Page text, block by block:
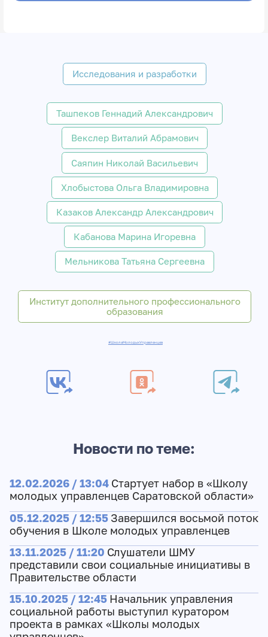
Исследования и разработки
Ташпеков Геннадий Александрович
Векслер Виталий Абрамович
Саяпин Николай Васильевич
Хлобыстова Ольга Владимировна
Казаков Александр Александрович
Кабанова Марина Игоревна
Мельникова Татьяна Сергеевна
Институт дополнительного профессионального
образования
#ШколаМолодыхУправленцев
Новости по теме:
12.02.2026 / 13:04 Стартует набор в «Школу
молодых управленцев Саратовской области»
05.12.2025 / 12:55 Завершился восьмой поток
обучения в Школе молодых управленцев
13.11.2025 / 11:20 Слушатели ШМУ
представили свои социальные инициативы в
Правительстве области
15.10.2025 / 12:45 Начальник управления
социальной работы выступил куратором
проекта в рамках «Школы молодых